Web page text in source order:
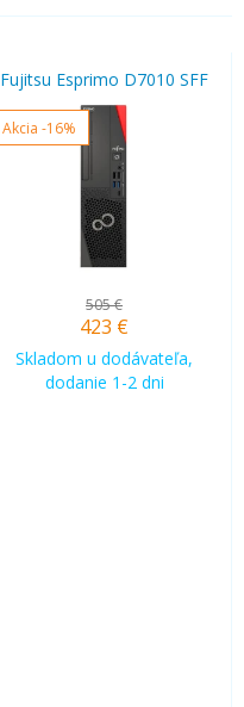
Fujitsu Esprimo D7010 SFF
Akcia -16%
505 €
423 €
Skladom u dodávateľa,
dodanie 1-2 dni